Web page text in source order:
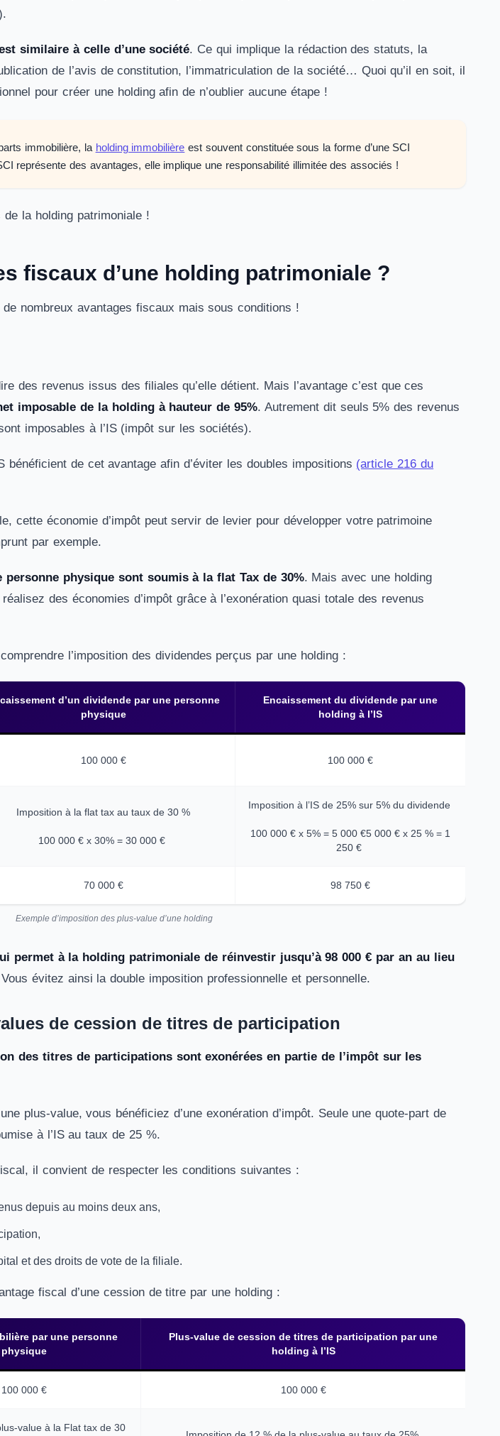
similaire à celle d’une société. Ce qui implique la rédaction des statuts, la
de l’avis de constitution, l’immatriculation de la société… Quoi qu’il en soit, il
pour créer une holding afin de n’oublier aucune étape !
immobilière, la holding immobilière est souvent constituée sous la forme d’une SCI
représente des avantages, elle implique une responsabilité illimitée des associés !
la holding patrimoniale !
fiscaux d’une holding patrimoniale ?
nombreux avantages fiscaux mais sous conditions !
des revenus issus des filiales qu’elle détient. Mais l’avantage c’est que ces
imposable de la holding à hauteur de 95%. Autrement dit seuls 5% des revenus
imposables à l’IS (impôt sur les sociétés).
de cet avantage afin d’éviter les doubles impositions (article 216 du
cette économie d’impôt peut servir de levier pour développer votre patrimoine
par exemple.
personne physique sont soumis à la flat Tax de 30%. Mais avec une holding
des économies d’impôt grâce à l’exonération quasi totale des revenus
l’imposition des dividendes perçus par une holding :
d’un dividende par une personne
physique
Encaissement du dividende par une
holding à l’IS
100 000 € 100 000 €
Imposition à la flat tax au taux de 30 %
100 000 € x 30% = 30 000 €
Imposition à l’IS de 25% sur 5% du dividende
100 000 € x 5% = 5 000 €5 000 € x 25 % = 1
250 €
70 000 € 98 750 €
Exemple d’imposition des plus-value d’une holding
permet à la holding patrimoniale de réinvestir jusqu’à 98 000 € par an au lieu
évitez ainsi la double imposition professionnelle et personnelle.
de cession de titres de participation
des titres de participations sont exonérées en partie de l’impôt sur les
plus-value, vous bénéficiez d’une exonération d’impôt. Seule une quote-part de
à l’IS au taux de 25 %.
il convient de respecter les conditions suivantes :
depuis au moins deux ans,
et des droits de vote de la filiale.
fiscal d’une cession de titre par une holding :
par une personne
physique
Plus-value de cession de titres de participation par une
holding à l’IS
100 000 € 100 000 €
value à la Flat tax de 30